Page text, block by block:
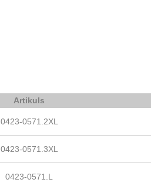
Artikuls
0423-0571.2XL
0423-0571.3XL
0423-0571.L